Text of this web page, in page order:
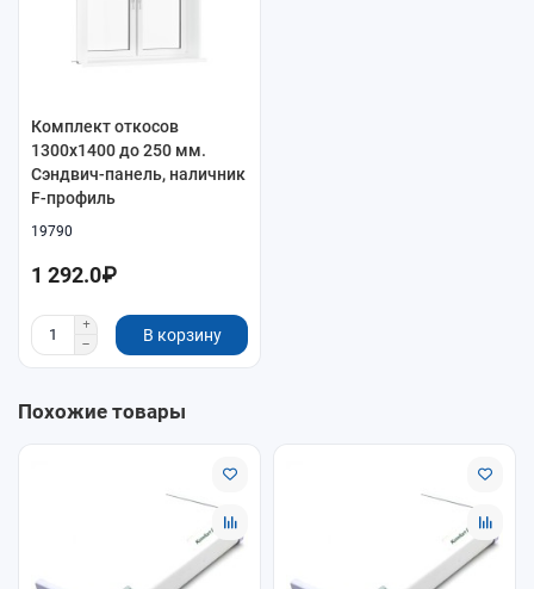
Комплект откосов
1300x1400 до 250 мм.
Сэндвич-панель, наличник
F-профиль
19790
1 292.0₽
В корзину
Похожие товары